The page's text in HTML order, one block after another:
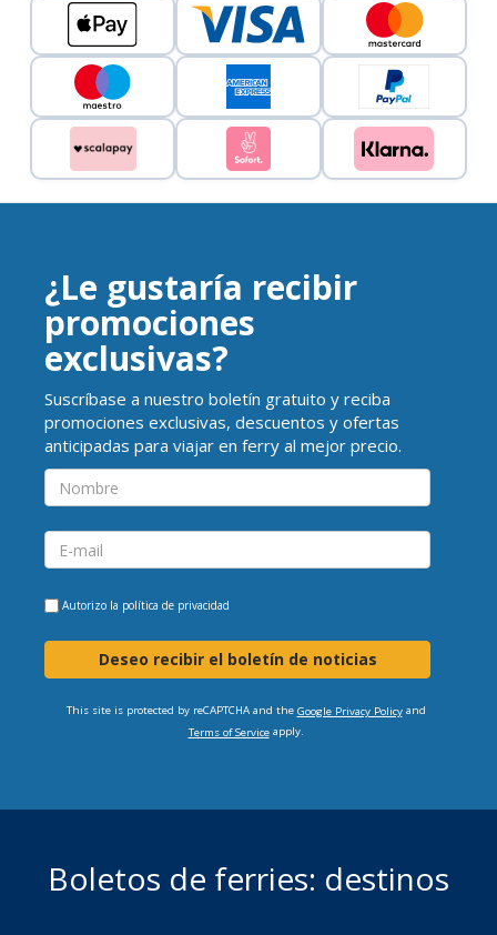
¿Le gustaría recibir
promociones
exclusivas?
Suscríbase a nuestro boletín gratuito y reciba
promociones exclusivas, descuentos y ofertas
anticipadas para viajar en ferry al mejor precio.
Autorizo la política de privacidad
Deseo recibir el boletín de noticias
This site is protected by reCAPTCHA and the Google Privacy Policyand
Terms of Serviceapply.
Boletos de ferries: destinos